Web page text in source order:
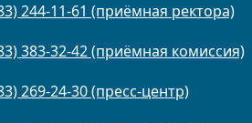
244-11-61 (приёмная ректора)
383-32-42 (приёмная комиссия)
269-24-30 (пресс-центр)